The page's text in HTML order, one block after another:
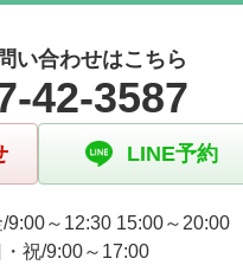
い合わせはこちら
42-3587
LINE予約
/9:00～12:30 15:00～20:00
祝/9:00～17:00